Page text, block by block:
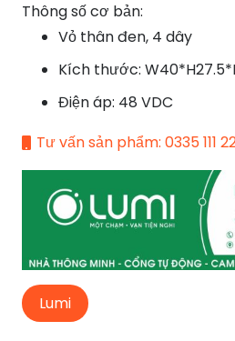
Thông số cơ bản:
Vỏ thân đen, 4 dây
Kích thước:
Điện áp: 48 VDC
Tư vấn sản phẩm: 0335 111
Lumi